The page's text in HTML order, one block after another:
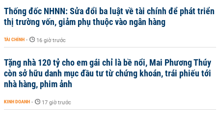
Thống đốc NHNN: Sửa đổi ba luật về tài chính để phát triển
thị trường vốn, giảm phụ thuộc vào ngân hàng
TÀI CHÍNH - 16 giờ trước
Tặng nhà 120 tỷ cho em gái chỉ là bề nổi, Mai Phương Thúy
còn sở hữu danh mục đầu tư từ chứng khoán, trái phiếu tới
nhà hàng, phim ảnh
KINH DOANH - 17 giờ trước